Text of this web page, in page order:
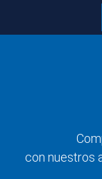
con nuestros